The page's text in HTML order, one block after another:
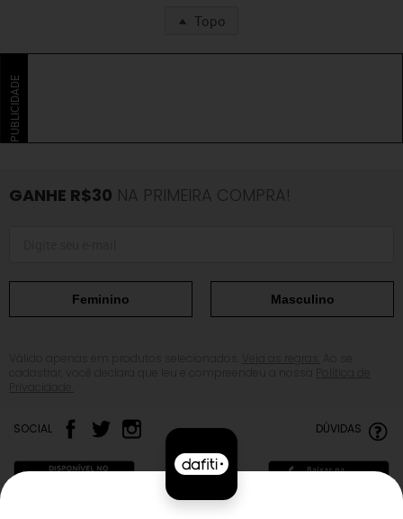
Topo
PUBLICIDADE
GANHE R$30 NA PRIMEIRA COMPRA!
Feminino Masculino
SOCIAL DÚVIDAS